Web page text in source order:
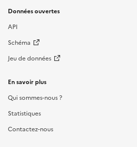
Données ouvertes
API
Schéma
Jeu de données
En savoir plus
Qui sommes-nous ?
Statistiques
Contactez-nous